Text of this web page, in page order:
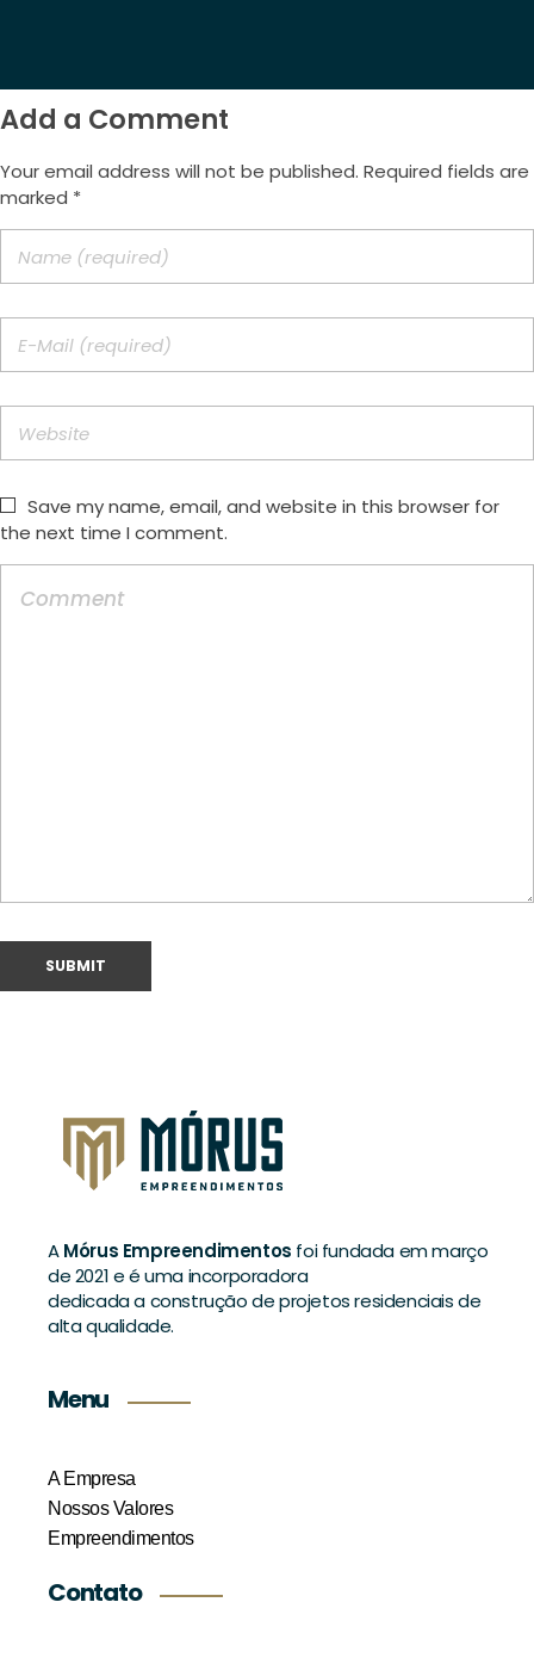
Add a Comment
Your email address will not be published. Required fields are
marked *
Save my name, email, and website in this browser for
the next time I comment.
AMórus Empreendimentos foi fundada em março
de 2021 e é uma incorporadora
dedicada a construção de projetos residenciais de
alta qualidade.
Menu
A Empresa
Nossos Valores
Empreendimentos
Contato